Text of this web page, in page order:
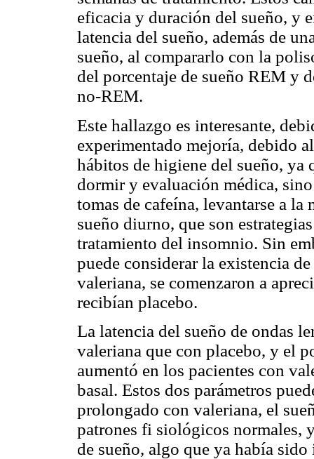
eficacia y duración del sueño, y
latencia del sueño, además de
sueño, al compararlo con la
del porcentaje de sueño REM y
no-REM.
Este hallazgo es interesante,
experimentado mejoría, debido
hábitos de higiene del sueño, ya
dormir y evaluación médica,
tomas de cafeína, levantarse a
sueño diurno, que son
tratamiento del insomnio. Sin
puede considerar la existencia
valeriana, se comenzaron a
recibían placebo.
La latencia del sueño de ondas
valeriana que con placebo, y el
aumentó en los pacientes con
basal. Estos dos parámetros
prolongado con valeriana, el
patrones fi siológicos normales,
de sueño, algo que ya había